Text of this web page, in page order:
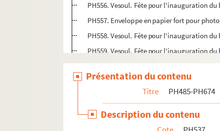
PH556. Vesoul. Fête pour l'inauguration
PH557. Enveloppe en papier fort pour
PH558. Vesoul. Fête pour l'inauguration du
PH559. Vesoul. Fête pour l'inauguration du
PH560. Vesoul. Fête pour l'inauguration du
PH560-1. Vesoul. Fête pour l'inauguration
PH560-2. Enveloppe en papier fort pour
PH561. Trigonies fossiles
Présentation du contenu
Titre PH485-PH674
Description du contenu